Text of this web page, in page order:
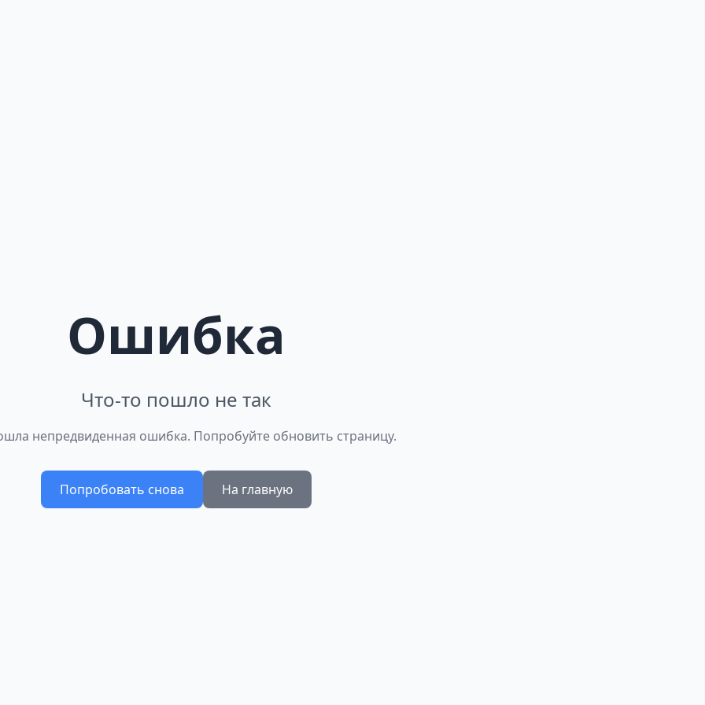
Ошибка
Что-то пошло не так
непредвиденная ошибка. Попробуйте обновить страницу.
Попробовать снова На главную